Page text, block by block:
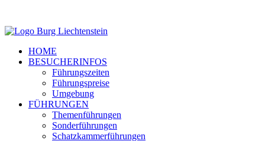
HOME
BESUCHERINFOS
Führungszeiten
Führungspreise
Umgebung
FÜHRUNGEN
Themenführungen
Sonderführungen
Schatzkammerführungen